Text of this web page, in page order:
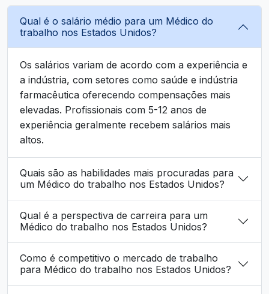
Qual é o salário médio para um Médico do
trabalho nos Estados Unidos?
Os salários variam de acordo com a experiência e
a indústria, com setores como saúde e indústria
farmacêutica oferecendo compensações mais
elevadas. Profissionais com 5-12 anos de
experiência geralmente recebem salários mais
altos.
Quais são as habilidades mais procuradas para
um Médico do trabalho nos Estados Unidos?
Qual é a perspectiva de carreira para um
Médico do trabalho nos Estados Unidos?
Como é competitivo o mercado de trabalho
para Médico do trabalho nos Estados Unidos?